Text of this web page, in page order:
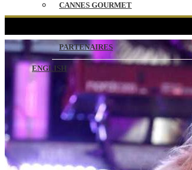
CANNES GOURMET
PARTENAIRES
ENGLISH